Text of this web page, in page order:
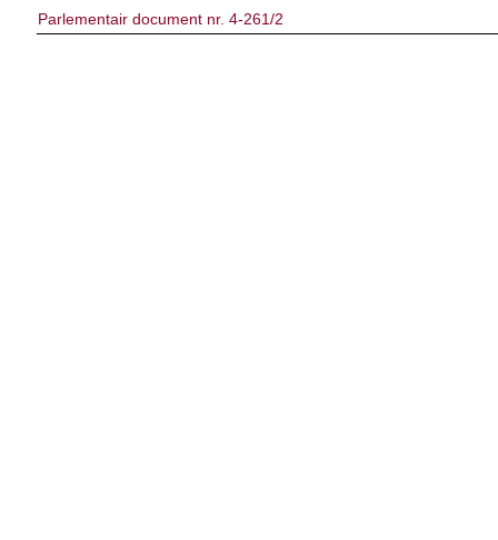
Parlementair document nr. 4-261/2